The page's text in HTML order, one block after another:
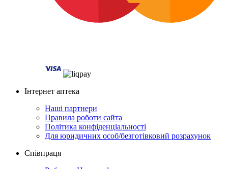
Інтернет аптека
Наші партнери
Правила роботи сайта
Політика конфіденціальності
Для юридичних особ/безготівковий розрахунок
Співпраця